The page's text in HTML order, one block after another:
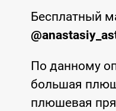
Бесплатный
По данному
большая
плюшевая